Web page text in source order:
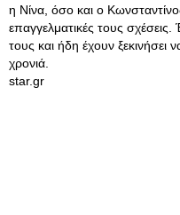
η Νίνα, όσο και ο
επαγγελματικές τους
τους και ήδη έχουν ξεκινήσει
χρονιά.
star.gr